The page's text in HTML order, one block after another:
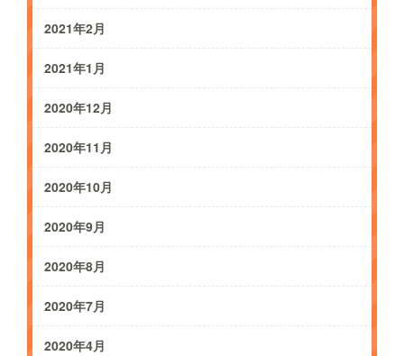
2021年2月
2021年1月
2020年12月
2020年11月
2020年10月
2020年9月
2020年8月
2020年7月
2020年4月